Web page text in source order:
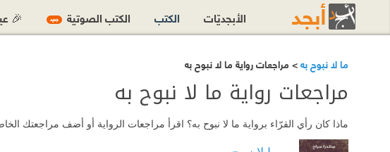
ما لا نبوح به> مراجعات رواية ما لا نبوح به
مراجعات رواية ما لا نبوح به
ماذا كان رأي القرّاء برواية ما لا نبوح به؟ اقرأ مراجعات الرواية أو أضف مراجعتك
الأبجديّات الكتب الكتب الصوتية جديد 🎉